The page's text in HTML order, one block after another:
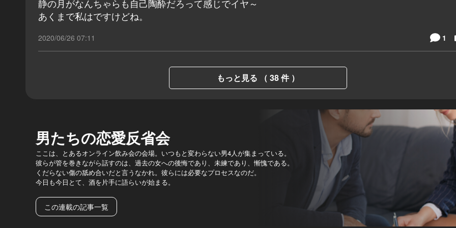
静の月がなんちゃらも自己陶酔だろって感じでイヤ～
あくまで私はですけどね。
2020/06/26 07:11 1
もっと見る （ 38 件 ）
男たちの恋愛反省会
ここは、とあるオンライン飲み会の会場。いつもと変わらない男4人が集まっている。
彼らが管を巻きながら話すのは、過去の女への後悔であり、未練であり、慚愧である。
くだらない傷の舐め合いだと言うなかれ。彼らには必要なプロセスなのだ。
今日も今日とて、酒を片手に語らいが始まる。
この連載の記事一覧